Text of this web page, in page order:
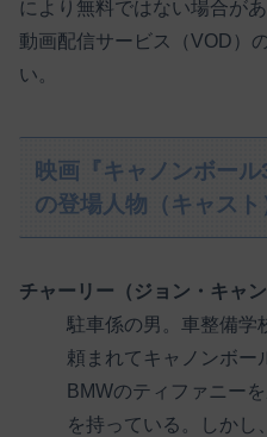
により無料ではない場合が
動画配信サービス（VOD）
い。
映画『キャノンボール
の登場人物（キャスト
チャーリー（ジョン・キャン
駐車係の男。車整備学
頼まれてキャノンボー
BMWのティファニー
を持っている。しかし